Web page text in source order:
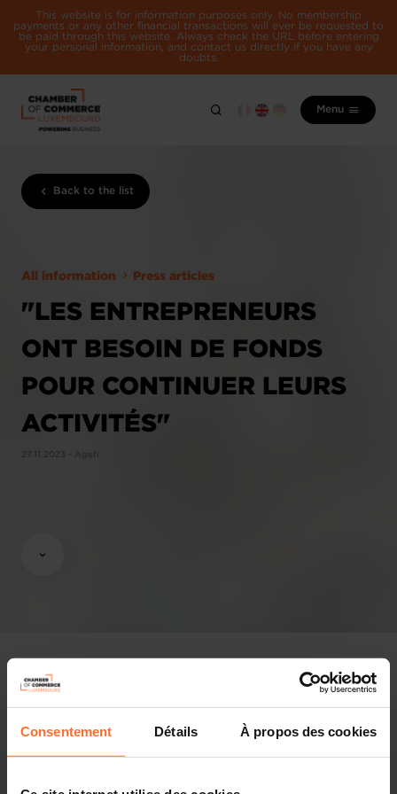
Consentement Détails À propos des cookies
This website is for information purposes only. No membership
payments or any other financial transactions will ever be requested to
be paid through this website. Always check the URL before entering
your personal information, and contact us directly if you have any
doubts.
Menu
Back to the list
All information Press articles
"LES ENTREPRENEURS
ONT BESOIN DE FONDS
POUR CONTINUER LEURS
ACTIVITÉS"
Attachments